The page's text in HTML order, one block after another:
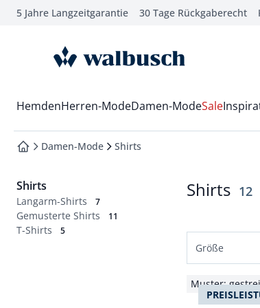
springen
springen
springen
5 Jahre Langzeitgarantie 30 Tage Rückgaberecht
zur Startseite
Wechsel in das Menü mit Pfeil-Runter Taste
HemdenHerren-ModeDamen-ModeSale
zur Startseite
Damen-Mode Shirts
Shirts
Langarm-Shirts 7
Gemusterte Shirts 11
T-Shirts 5
Shirts 12
Größe
38
Muster: